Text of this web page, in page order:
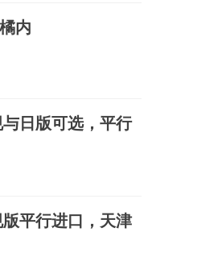
内
日版可选，平行
平行进口，天津